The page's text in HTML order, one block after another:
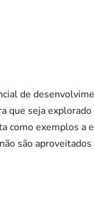
de
que seja
como exemplos a
são